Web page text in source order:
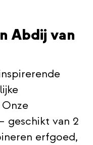
Abdij van
geschikt van 2
erfgoed,